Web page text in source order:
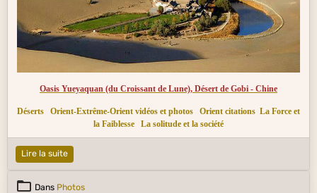
Oasis Yueyaquan (du Croissant de Lune), Désert de Gobi - Chine
Déserts Orient-Extrême-Orient vidéos et photos Orient citations La Force et
la Faiblesse
La solitude et la société
Lire la suite
Dans Photos